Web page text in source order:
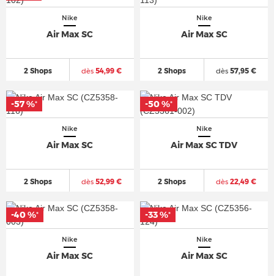
Nike
Air Max SC
2 Shops dès 54,99 €
Nike
Air Max SC
2 Shops dès57,95 €
Nike
Air Max SC
2 Shops dès 52,99 €
-57 %*
Nike
Air Max SC TDV
2 Shops dès22,49 €
-50 %*
Nike
Air Max SC
-40 %*
Nike
Air Max SC
-33 %*